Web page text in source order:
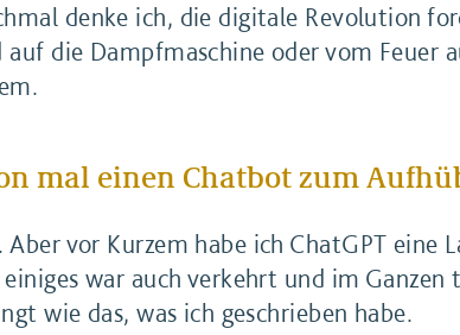
denke ich, die digitale Revolution
auf die Dampfmaschine oder vom
mal einen Chatbot zum
Aber vor Kurzem habe ich ChatGPT eine
war auch verkehrt und im
wie das, was ich geschrieben habe.